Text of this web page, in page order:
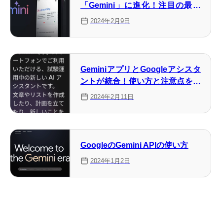
「Gemini」に進化！注目の最新
機能とモバイルアプリをチェック
2024年2月9日
GeminiアプリとGoogleアシスタ
ントが統合！使い方と注意点を解
説 2024年2月11日
GoogleのGemini APIの使い方
2024年1月2日